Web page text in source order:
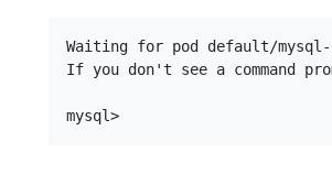
Waiting for pod default/
If you don't see a command